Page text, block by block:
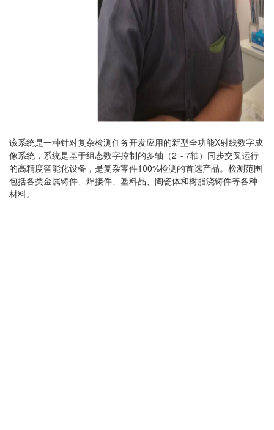
该系统是一种针对复杂检测任务开发应用的新型全功能X射线数字成
像系统，系统是基于组态数字控制的多轴（2～7轴）同步交叉运行
的高精度智能化设备，是复杂零件100%检测的首选产品。检测范围
包括各类金属铸件、焊接件、塑料品、陶瓷体和树脂浇铸件等各种
材料。